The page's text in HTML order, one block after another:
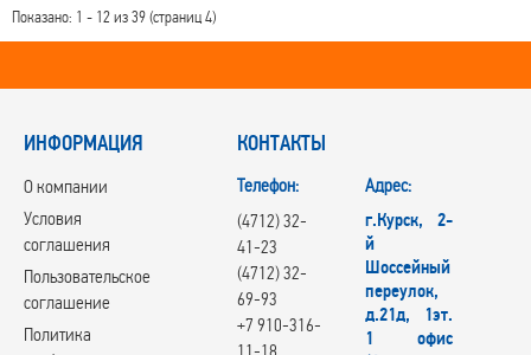
Показано: 1 - 12 из 39 (страниц 4)
ИНФОРМАЦИЯ
О компании
Условия
соглашения
Пользовательское
соглашение
Политика
КОНТАКТЫ
Телефон:
(4712) 32-
41-23
(4712) 32-
69-93
+7 910-316-
Адрес:
г.Курск, 2-
й
Шоссейный
переулок,
д.21д, 1эт.
1 офис